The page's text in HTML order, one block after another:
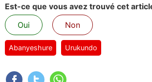
Est-ce que vous avez trouvé cet
Oui
Non
Abanyeshure Urukundo